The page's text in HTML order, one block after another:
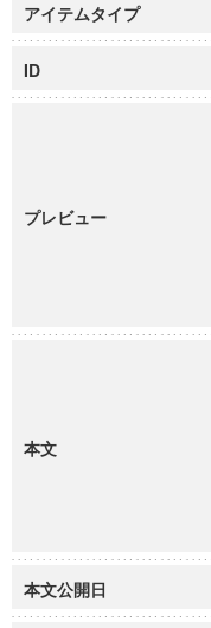
ント研究科
アイテムタイプ
ID
プレビュー
本文
本文公開日